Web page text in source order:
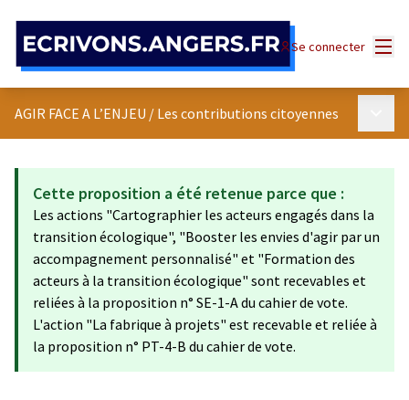
Se connecter
AGIR FACE A L’ENJEU / Les contributions citoyennes
Cette proposition a été retenue parce que :
Les actions "Cartographier les acteurs engagés dans la
transition écologique", "Booster les envies d'agir par un
accompagnement personnalisé" et "Formation des
acteurs à la transition écologique" sont recevables et
reliées à la proposition n° SE-1-A du cahier de vote.
L'action "La fabrique à projets" est recevable et reliée à
la proposition n° PT-4-B du cahier de vote.